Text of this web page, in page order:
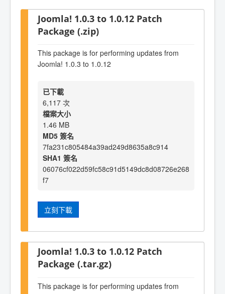
Joomla! 1.0.3 to 1.0.12 Patch
Package (.zip)
This package is for performing updates from
Joomla! 1.0.3 to 1.0.12
已下載
6,117 次
檔案大小
1.46 MB
MD5 簽名
7fa231c805484a39ad249d8635a8c914
SHA1 簽名
06076cf022d59fc58c91d5149dc8d08726e268
f7
立刻下載
Joomla! 1.0.3 to 1.0.12 Patch
Package (.tar.gz)
This package is for performing updates from